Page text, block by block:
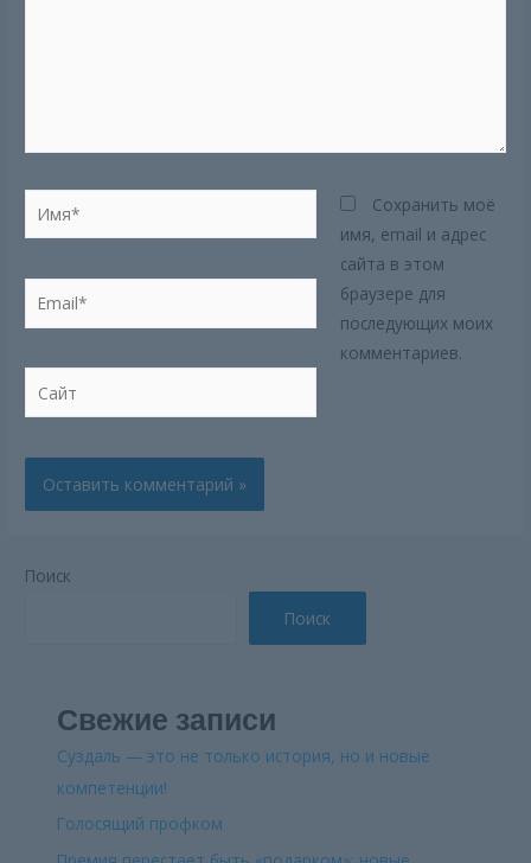
Email*
Сайт
Сохранить моё
имя, email и адрес
сайта в этом
браузере для
последующих моих
комментариев.
Поиск
Поиск
Свежие записи
Суздаль — это не только история, но и новые
компетенции!
Голосящий профком